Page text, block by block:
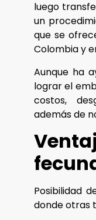
luego
un
que se
Colombia y
Aunque ha
lograr el
costos,
además de
Posibilidad
donde otras